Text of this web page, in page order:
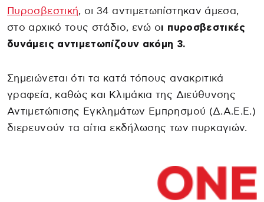
Πυροσβεστική, οι 34 αντιμετωπίστηκαν άμεσα,
στο αρχικό τους στάδιο, ενώ οι πυροσβεστικές
δυνάμεις αντιμετωπίζουν ακόμη 3.
Σημειώνεται ότι τα κατά τόπους ανακριτικά
γραφεία, καθώς και Κλιμάκια της Διεύθυνσης
Αντιμετώπισης Εγκλημάτων Εμπρησμού (Δ.Α.Ε.Ε.)
διερευνούν τα αίτια εκδήλωσης των πυρκαγιών.